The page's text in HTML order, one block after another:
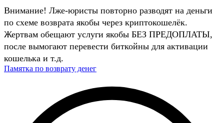
Внимание! Лже-юристы повторно разводят на деньги
по схеме возврата якобы через криптокошелёк.
Жертвам обещают услуги якобы БЕЗ ПРЕДОПЛАТЫ,
после вымогают перевести биткойны для активации
кошелька и т.д.
Памятка по возврату денег